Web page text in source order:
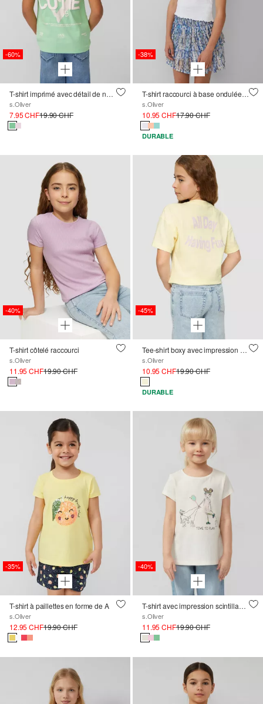
-60%
T-shirt imprimé avec détail de nœuds, coupe loose
s.Oliver
7.95 CHF19.90 CHF
-38%
T-shirt raccourci à base ondulée, coupe Slim Fit
s.Oliver
10.95 CHF17.90 CHF
DURABLE
-40%
T-shirt côtelé raccourci
s.Oliver
11.95 CHF19.90 CHF
-45%
Tee-shirt boxy avec impression au dos
s.Oliver
10.95 CHF19.90 CHF
DURABLE
-35%
T-shirt à paillettes en forme de A
s.Oliver
12.95 CHF19.90 CHF
-40%
T-shirt avec impression scintillante et application en A-Shape
s.Oliver
11.95 CHF19.90 CHF